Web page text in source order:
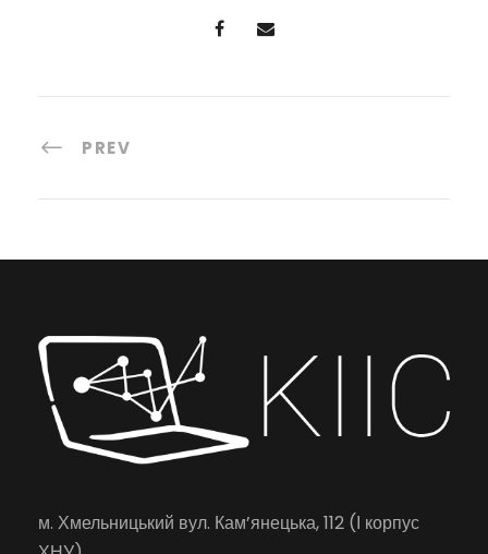
PREV
м. Хмельницький вул. Кам’янецька, 112 (І корпус